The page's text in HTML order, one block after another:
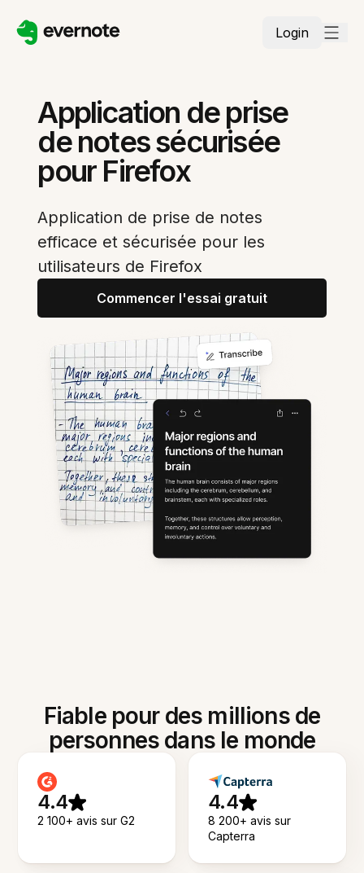
Login
Application de prise
de notes sécurisée
pour Firefox
Application de prise de notes
efficace et sécurisée pour les
utilisateurs de Firefox
Commencer l'essai gratuit
Fiable pour des millions de
personnes dans le monde
4.4
2 100+ avis sur G2
4.4
8 200+ avis sur
Capterra